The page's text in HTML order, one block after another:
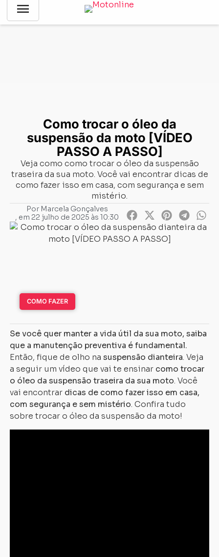
menu
Notícias -Como trocar o óleo da suspensão da
Como trocar o óleo da
suspensão da moto [VÍDEO
PASSO A PASSO]
Veja como como trocar o óleo da suspensão
traseira da sua moto. Você vai encontrar dicas de
como fazer isso em casa, com segurança e sem
mistério.
PorMarcela Gonçalves
, em 22 julho de 2025 às 10:30
COMO FAZER
Se você quer manter a vida útil da sua moto, saiba
que a manutenção preventiva é fundamental.
Então, fique de olho na suspensão dianteira. Veja
a seguir um vídeo que vai te ensinar como trocar
o óleo da suspensão traseira da sua moto. Você
vai encontrar dicas de como fazer isso em casa,
com segurança e sem mistério. Confira tudo
sobre trocar o óleo da suspensão da moto!